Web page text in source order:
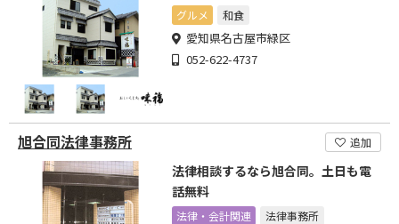
グルメ 和食
愛知県名古屋市緑区
052-622-4737
旭合同法律事務所 追加
法律相談するなら旭合同。土日も電
話無料
法律・会計関連 法律事務所